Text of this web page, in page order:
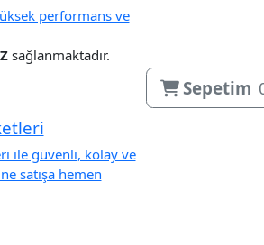
performans ve
sağlanmaktadır.
ile güvenli, kolay ve
satışa hemen
Sepetim